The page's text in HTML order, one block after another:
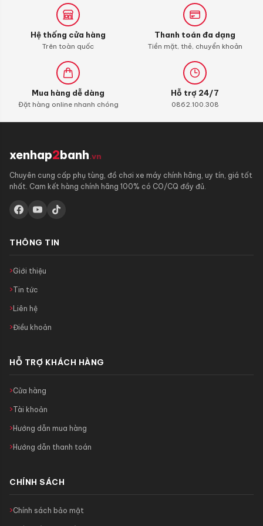
Hệ thống cửa hàng
Trên toàn quốc
Thanh toán đa dạng
Tiền mặt, thẻ, chuyển khoản
Mua hàng dễ dàng
Đặt hàng online nhanh chóng
Hỗ trợ 24/7
0862.100.308
xenhap2banh.vn
Chuyên cung cấp phụ tùng, đồ chơi xe máy chính hãng, uy tín, giá tốt
nhất. Cam kết hàng chính hãng 100% có CO/CQ đầy đủ.
THÔNG TIN
Giới thiệu
Tin tức
Liên hệ
Điều khoản
HỖ TRỢ KHÁCH HÀNG
Cửa hàng
Tài khoản
Hướng dẫn mua hàng
Hướng dẫn thanh toán
CHÍNH SÁCH
Chính sách bảo mật